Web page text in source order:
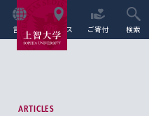
言語 アクセス ご寄付 検索
ARTICLES